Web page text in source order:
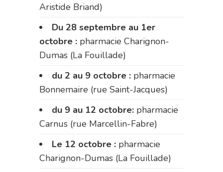
Aristide Briand)
Du 28 septembre au 1er
octobre : pharmacie Charignon-
Dumas (La Fouillade)
du 2 au 9 octobre : pharmacie
Bonnemaire (rue Saint-Jacques)
du 9 au 12 octobre: pharmacie
Carnus (rue Marcellin-Fabre)
Le 12 octobre : pharmacie
Charignon-Dumas (La Fouillade)